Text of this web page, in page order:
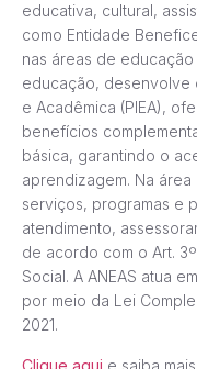
educativa, cultural,
como Entidade
nas áreas de
educação, desenvolve
e Acadêmica (PIEA),
benefícios
básica, garantindo o
aprendizagem. Na
serviços, programas e
atendimento,
de acordo com o Art.
Social. A ANEAS atua
por meio da Lei
2021.
Clique aqui e saiba